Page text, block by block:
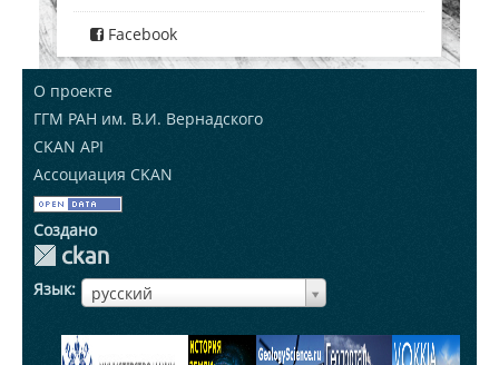
Facebook
О проекте
ГГМ РАН им. В.И. Вернадского
CKAN API
Ассоциация CKAN
Создано
Язык русский
ЯзыкЯзык